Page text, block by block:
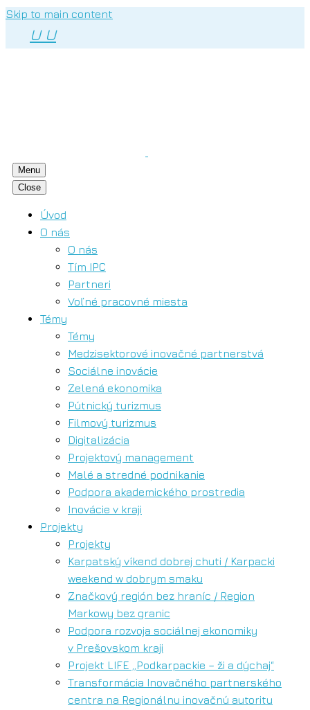
Skip to main content
U U
Menu
Close
Úvod
O nás
O nás
Tím IPC
Partneri
Voľné pracovné miesta
Témy
Témy
Medzisektorové inovačné partnerstvá
Sociálne inovácie
Zelená ekonomika
Pútnický turizmus
Filmový turizmus
Digitalizácia
Projektový management
Malé a stredné podnikanie
Podpora akademického prostredia
Inovácie v kraji
Projekty
Projekty
Karpatský víkend dobrej chuti / Karpacki
weekend w dobrym smaku
Značkový región bez hraníc / Region
Markowy bez granic
Podpora rozvoja sociálnej ekonomiky
v Prešovskom kraji
Projekt LIFE „Podkarpackie – ži a dýchaj“
Transformácia Inovačného partnerského
centra na Regionálnu inovačnú autoritu